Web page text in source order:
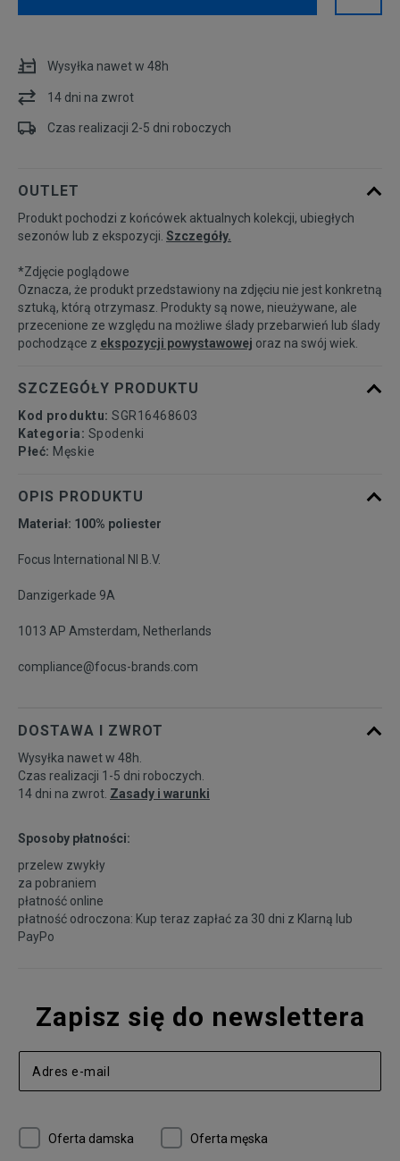
L
Wysyłka nawet w 48h
14 dni na zwrot
Czas realizacji 2-5 dni roboczych
OUTLET
Produkt pochodzi z końcówek aktualnych kolekcji, ubiegłych
sezonów lub z ekspozycji. Szczegóły.
*Zdjęcie poglądowe
Oznacza, że produkt przedstawiony na zdjęciu nie jest konkretną
sztuką, którą otrzymasz. Produkty są nowe, nieużywane, ale
przecenione ze względu na możliwe ślady przebarwień lub ślady
pochodzące z ekspozycji powystawowej oraz na swój wiek.
SZCZEGÓŁY PRODUKTU
Kod produktu: SGR16468603
Kategoria: Spodenki
Płeć: Męskie
OPIS PRODUKTU
Materiał: 100% poliester
Focus International Nl B.V.
Danzigerkade 9A
1013 AP Amsterdam, Netherlands
compliance@focus-brands.com
DOSTAWA I ZWROT
Wysyłka nawet w 48h.
Czas realizacji 1-5 dni roboczych.
14 dni na zwrot. Zasady i warunki
Sposoby płatności:
przelew zwykły
za pobraniem
płatność online
płatność odroczona: Kup teraz zapłać za 30 dni z Klarną lub
PayPo
Zapisz się do newslettera
Oferta damska Oferta męska